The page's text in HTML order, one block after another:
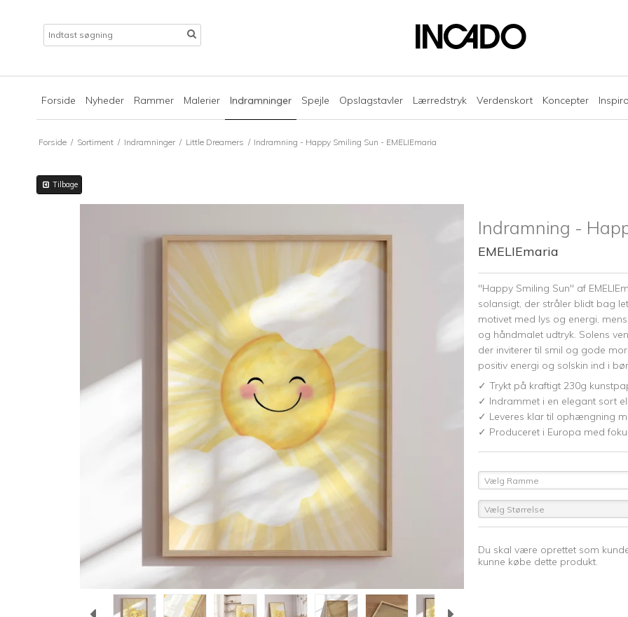
Forside Nyheder Rammer Malerier Indramninger Spejle Opslagstavler Lærredstryk Verdenskort Koncepter
Forside / Sortiment / Indramninger / Little Dreamers / Indramning - Happy Smiling Sun - EMELIEmaria
Tilbage
Indramning -
EMELIEmaria
"Happy Smiling Sun" af
solansigt, der stråler blidt bag
motivet med lys og energi,
og håndmalet udtryk. Solens
der inviterer til smil og gode
positiv energi og solskin ind i
✓ Trykt på kraftigt 230g
✓ Indrammet i en elegant sort
✓ Leveres klar til ophængning
✓ Produceret i Europa med
Vælg Ramme
Vælg Størrelse
Du skal være oprettet som
kunne købe dette produkt.